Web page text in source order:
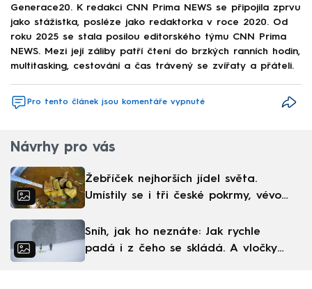
Generace20. K redakci CNN Prima NEWS se připojila zprvu
jako stážistka, posléze jako redaktorka v roce 2020. Od
roku 2025 se stala posilou editorského týmu CNN Prima
NEWS. Mezi její záliby patří čtení do brzkých ranních hodin,
multitasking, cestování a čas trávený se zvířaty a přáteli.
Pro tento článek jsou komentáře vypnuté
Návrhy pro vás
Žebříček nejhorších jídel světa.
Umístily se i tři české pokrmy, vévodí
Sníh, jak ho neznáte: Jak rychle
padá i z čeho se skládá. A vločky